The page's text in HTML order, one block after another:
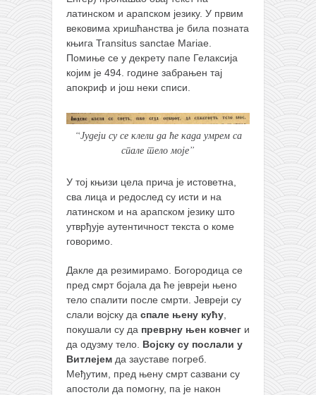
латинском и арапском језику. У првим
вековима хришћанства је била позната
књига Transitus sanctae Mariae.
Помиње се у декрету папе Гелаксија
којим је 494. године забрањен тај
апокриф и још неки списи.
“Јудеји су се клели да ће када умрем са
спале тело моје”
У тој књизи цела прича је истоветна,
сва лица и редослед су исти и на
латинском и на арапском језику што
утврђује аутентичност текста о коме
говоримо.
Дакле да резимирамо. Богородица се
пред смрт бојала да ће јевреји њено
тело спалити после смрти. Јевреји су
слали војску да спале њену кућу
покушали су да преврну њен ковчег и
да одузму тело. Војску су послали у
Витлејем да зауставе погреб.
Међутим, пред њену смрт сазвани су
апостоли да помогну, па је након